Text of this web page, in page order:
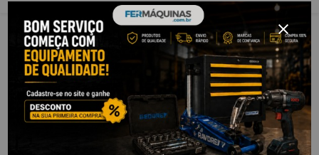
ferramentas manuais
chave combinada com catraca